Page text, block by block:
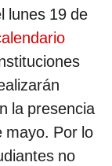
lunes 19 de
la presencia
mayo. Por lo
no